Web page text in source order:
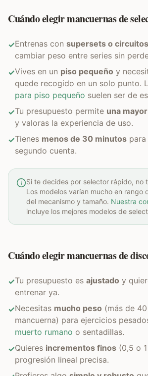
Cuándo elegir mancuernas de
✓Entrenas con supersets o circuitos
cambiar peso entre series sin
✓Vives en un piso pequeño y
quede recogido en un solo punto.
para piso pequeño suelen ser de
✓Tu presupuesto permite una
y valoras la experiencia de uso.
✓Tienes menos de 30 minutos
segundo cuenta.
Si te decides por selector rápido, no
Los modelos varían mucho en rango
del mecanismo y tamaño. Nuestra
incluye los mejores modelos de
Cuándo elegir mancuernas de
✓Tu presupuesto es ajustado y
entrenar ya.
✓Necesitas mucho peso (más de
mancuerna) para ejercicios
muerto rumano o sentadillas.
✓Quieres incrementos finos (0,5 o
progresión lineal precisa.